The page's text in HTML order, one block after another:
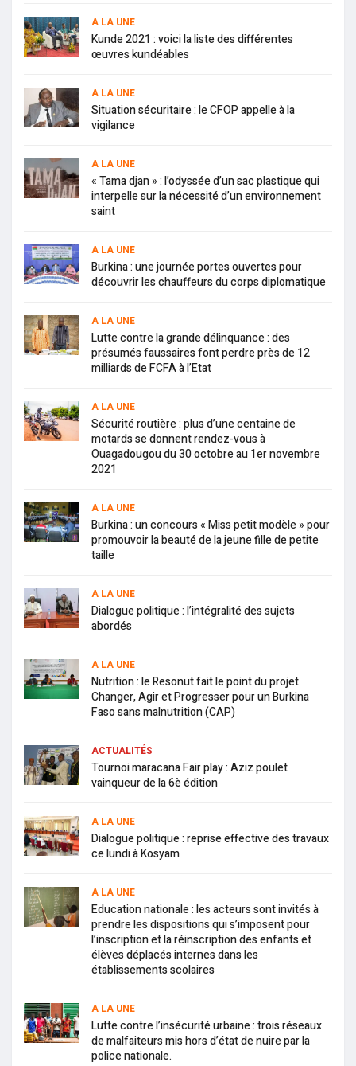
A LA UNE
Kunde 2021 : voici la liste des différentes
œuvres kundéables
A LA UNE
Situation sécuritaire : le CFOP appelle à la
vigilance
A LA UNE
« Tama djan » : l’odyssée d’un sac plastique qui
interpelle sur la nécessité d’un environnement
saint
A LA UNE
Burkina : une journée portes ouvertes pour
découvrir les chauffeurs du corps diplomatique
A LA UNE
Lutte contre la grande délinquance : des
présumés faussaires font perdre près de 12
milliards de FCFA à l’Etat
A LA UNE
Sécurité routière : plus d’une centaine de
motards se donnent rendez-vous à
Ouagadougou du 30 octobre au 1er novembre
2021
A LA UNE
Burkina : un concours « Miss petit modèle » pour
promouvoir la beauté de la jeune fille de petite
taille
A LA UNE
Dialogue politique : l’intégralité des sujets
abordés
A LA UNE
Nutrition : le Resonut fait le point du projet
Changer, Agir et Progresser pour un Burkina
Faso sans malnutrition (CAP)
ACTUALITÉS
Tournoi maracana Fair play : Aziz poulet
vainqueur de la 6è édition
A LA UNE
Dialogue politique : reprise effective des travaux
ce lundi à Kosyam
A LA UNE
Education nationale : les acteurs sont invités à
prendre les dispositions qui s’imposent pour
l’inscription et la réinscription des enfants et
élèves déplacés internes dans les
établissements scolaires
A LA UNE
Lutte contre l’insécurité urbaine : trois réseaux
de malfaiteurs mis hors d’état de nuire par la
police nationale.